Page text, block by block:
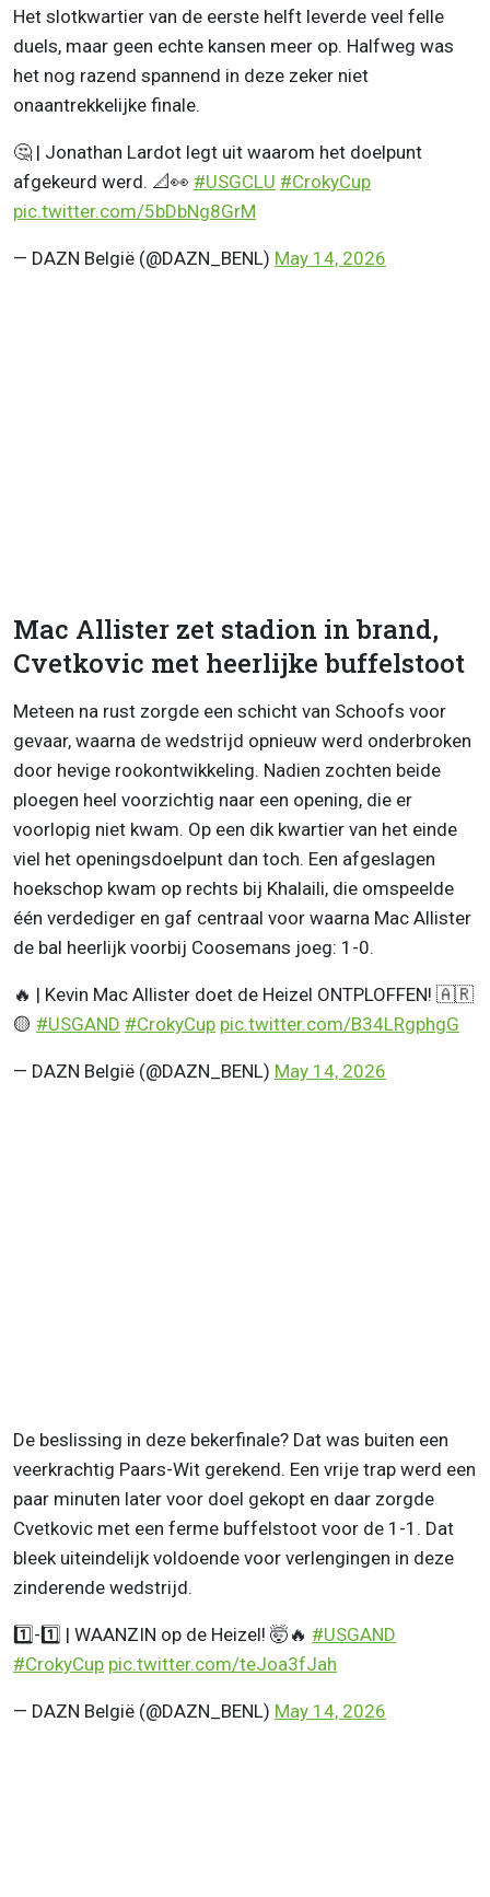
Het slotkwartier van de eerste helft leverde veel felle
duels, maar geen echte kansen meer op. Halfweg was
het nog razend spannend in deze zeker niet
onaantrekkelijke finale.
🤔 | Jonathan Lardot legt uit waarom het doelpunt
afgekeurd werd. 📐👀 #USGCLU #CrokyCup
pic.twitter.com/5bDbNg8GrM
— DAZN België (@DAZN_BENL) May 14, 2026
Mac Allister zet stadion in brand,
Cvetkovic met heerlijke buffelstoot
Meteen na rust zorgde een schicht van Schoofs voor
gevaar, waarna de wedstrijd opnieuw werd onderbroken
door hevige rookontwikkeling. Nadien zochten beide
ploegen heel voorzichtig naar een opening, die er
voorlopig niet kwam. Op een dik kwartier van het einde
viel het openingsdoelpunt dan toch. Een afgeslagen
hoekschop kwam op rechts bij Khalaili, die omspeelde
één verdediger en gaf centraal voor waarna Mac Allister
de bal heerlijk voorbij Coosemans joeg: 1-0.
🔥 | Kevin Mac Allister doet de Heizel ONTPLOFFEN! 🇦🇷
🟡 #USGAND #CrokyCup pic.twitter.com/B34LRgphgG
— DAZN België (@DAZN_BENL) May 14, 2026
De beslissing in deze bekerfinale? Dat was buiten een
veerkrachtig Paars-Wit gerekend. Een vrije trap werd een
paar minuten later voor doel gekopt en daar zorgde
Cvetkovic met een ferme buffelstoot voor de 1-1. Dat
bleek uiteindelijk voldoende voor verlengingen in deze
zinderende wedstrijd.
1️⃣-1️⃣ | WAANZIN op de Heizel! 🤯🔥 #USGAND
#CrokyCup pic.twitter.com/teJoa3fJah
— DAZN België (@DAZN_BENL) May 14, 2026